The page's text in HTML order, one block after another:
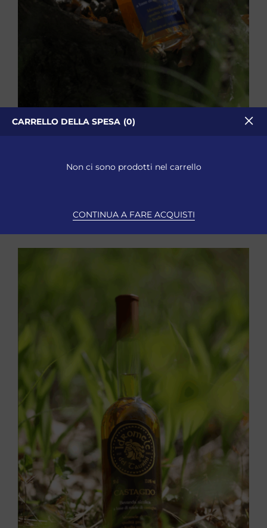
Idromele Classico 0.50L
SELEZIONA
CARRELLO DELLA SPESA 0
Non ci sono prodotti nel carrello
CONTINUA A FARE ACQUISTI